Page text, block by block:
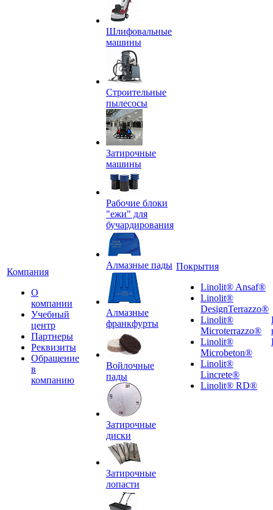
Компания
О
компании
Учебный
центр
Партнеры
Реквизиты
Обращение
в
компанию
Шлифовальные
машины
Строительные
пылесосы
Затирочные
машины
Рабочие блоки
"ежи" для
бучардирования
Алмазные пады
Алмазные
франкфурты
Войлочные
пады
Затирочные
диски
Затирочные
лопасти
Покрытия
Linolit® Ansaf®
Linolit®
DesignTerrazzo®
Linolit®
Microterrazzo®
Linolit®
Microbeton®
Linolit®
Lincrete®
Linolit® RD®